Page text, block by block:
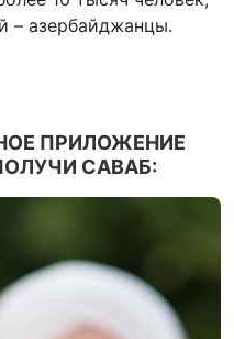
– азербайджанцы.
ПРИЛОЖЕНИЕ
ПОЛУЧИ САВАБ: